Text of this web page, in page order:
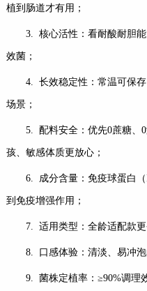
植到肠道才有用；
3. 核心活性：看耐酸耐胆
效菌；
4. 长效稳定性：常温可保
场景；
5. 配料安全：优先0蔗糖、
孩、敏感体质更放心；
6. 成分含量：免疫球蛋白
到免疫增强作用；
7. 适用类型：全龄适配款
8. 口感体验：清淡、易冲泡
9. 菌株定植率：≥90%调理